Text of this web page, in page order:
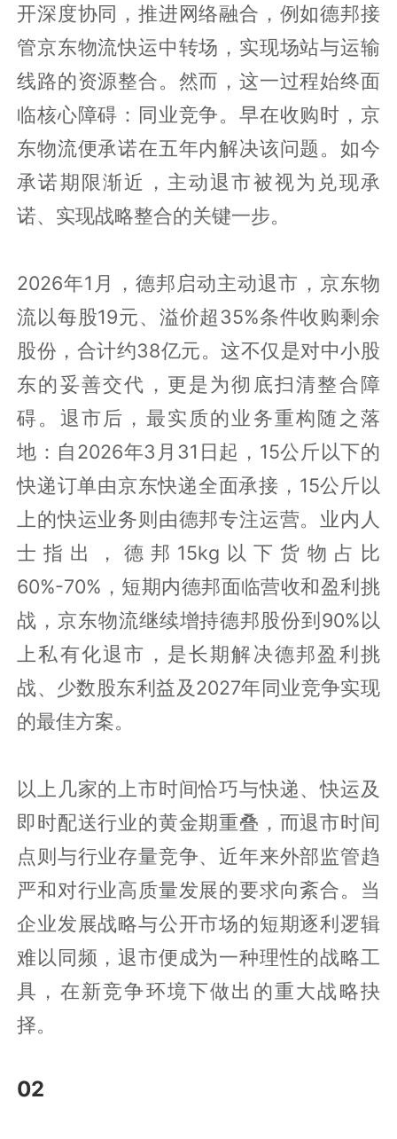
开深度协同，推进网络融合，例如德邦接
管京东物流快运中转场，实现场站与运输
线路的资源整合。然而，这一过程始终面
临核心障碍：同业竞争。早在收购时，京
东物流便承诺在五年内解决该问题。如今
承诺期限渐近，主动退市被视为兑现承
诺、实现战略整合的关键一步。
2026年1月，德邦启动主动退市，京东物
流以每股19元、溢价超35%条件收购剩余
股份，合计约38亿元。这不仅是对中小股
东的妥善交代，更是为彻底扫清整合障
碍。退市后，最实质的业务重构随之落
地：自2026年3月31日起，15公斤以下的
快递订单由京东快递全面承接，15公斤以
上的快运业务则由德邦专注运营。业内人
士指出，德邦15kg以下货物占比
60%-70%，短期内德邦面临营收和盈利挑
战，京东物流继续增持德邦股份到90%以
上私有化退市，是长期解决德邦盈利挑
战、少数股东利益及2027年同业竞争实现
的最佳方案。
以上几家的上市时间恰巧与快递、快运及
即时配送行业的黄金期重叠，而退市时间
点则与行业存量竞争、近年来外部监管趋
严和对行业高质量发展的要求向紊合。当
企业发展战略与公开市场的短期逐利逻辑
难以同频，退市便成为一种理性的战略工
具，在新竞争环境下做出的重大战略抉
择。
02